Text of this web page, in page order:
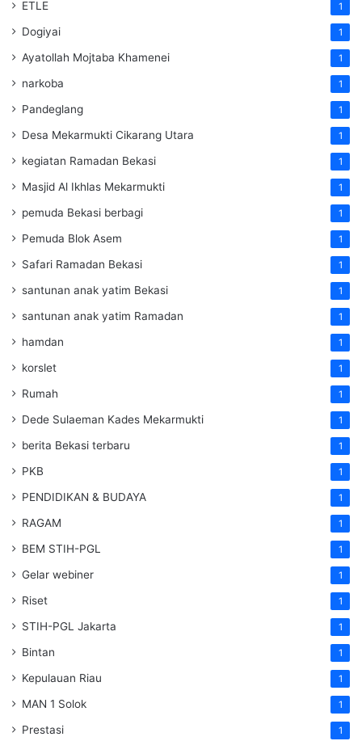
ETLE 1
Dogiyai 1
Ayatollah Mojtaba Khamenei 1
narkoba 1
Pandeglang 1
Desa Mekarmukti Cikarang Utara 1
kegiatan Ramadan Bekasi 1
Masjid Al Ikhlas Mekarmukti 1
pemuda Bekasi berbagi 1
Pemuda Blok Asem 1
Safari Ramadan Bekasi 1
santunan anak yatim Bekasi 1
santunan anak yatim Ramadan 1
hamdan 1
korslet 1
Rumah 1
Dede Sulaeman Kades Mekarmukti 1
berita Bekasi terbaru 1
PKB 1
PENDIDIKAN & BUDAYA 1
RAGAM 1
BEM STIH-PGL 1
Gelar webiner 1
Riset 1
STIH-PGL Jakarta 1
Bintan 1
Kepulauan Riau 1
MAN 1 Solok 1
Prestasi 1